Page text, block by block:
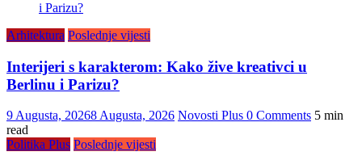
Arhitektura Poslednje vijesti
Interijeri s karakterom: Kako žive kreativci u
Berlinu i Parizu?
9 Augusta, 20268 Augusta, 2026 Novosti Plus 0 Comments 5 min
read
Politika Plus Poslednje vijesti